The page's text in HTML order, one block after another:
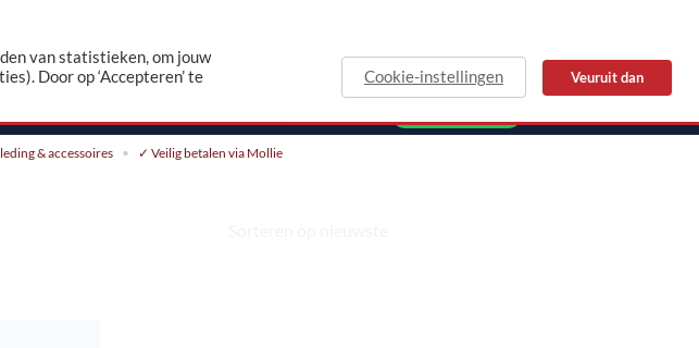
& accessoires ✓ Veilig betalen via Mollie
van statistieken, om jouw
Door op ‘Accepteren’ te
Cookie-instellingen Veuruit dan